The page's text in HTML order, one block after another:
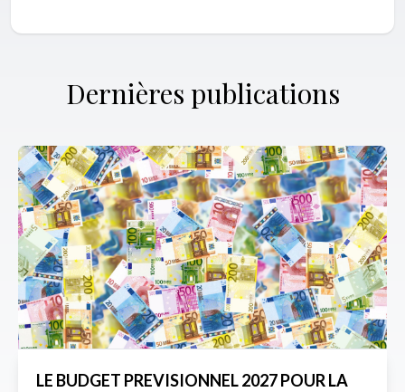
Dernières publications
LE BUDGET PREVISIONNEL 2027 POUR LA